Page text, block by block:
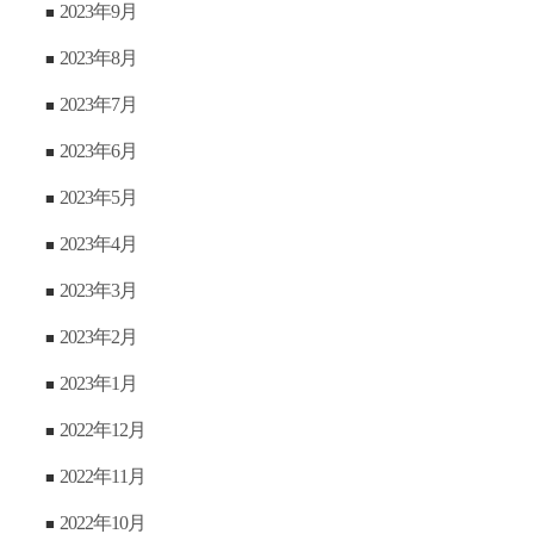
2023年9月
2023年8月
2023年7月
2023年6月
2023年5月
2023年4月
2023年3月
2023年2月
2023年1月
2022年12月
2022年11月
2022年10月